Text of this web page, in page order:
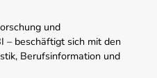
und
– beschäftigt sich mit den
Berufsinformation und